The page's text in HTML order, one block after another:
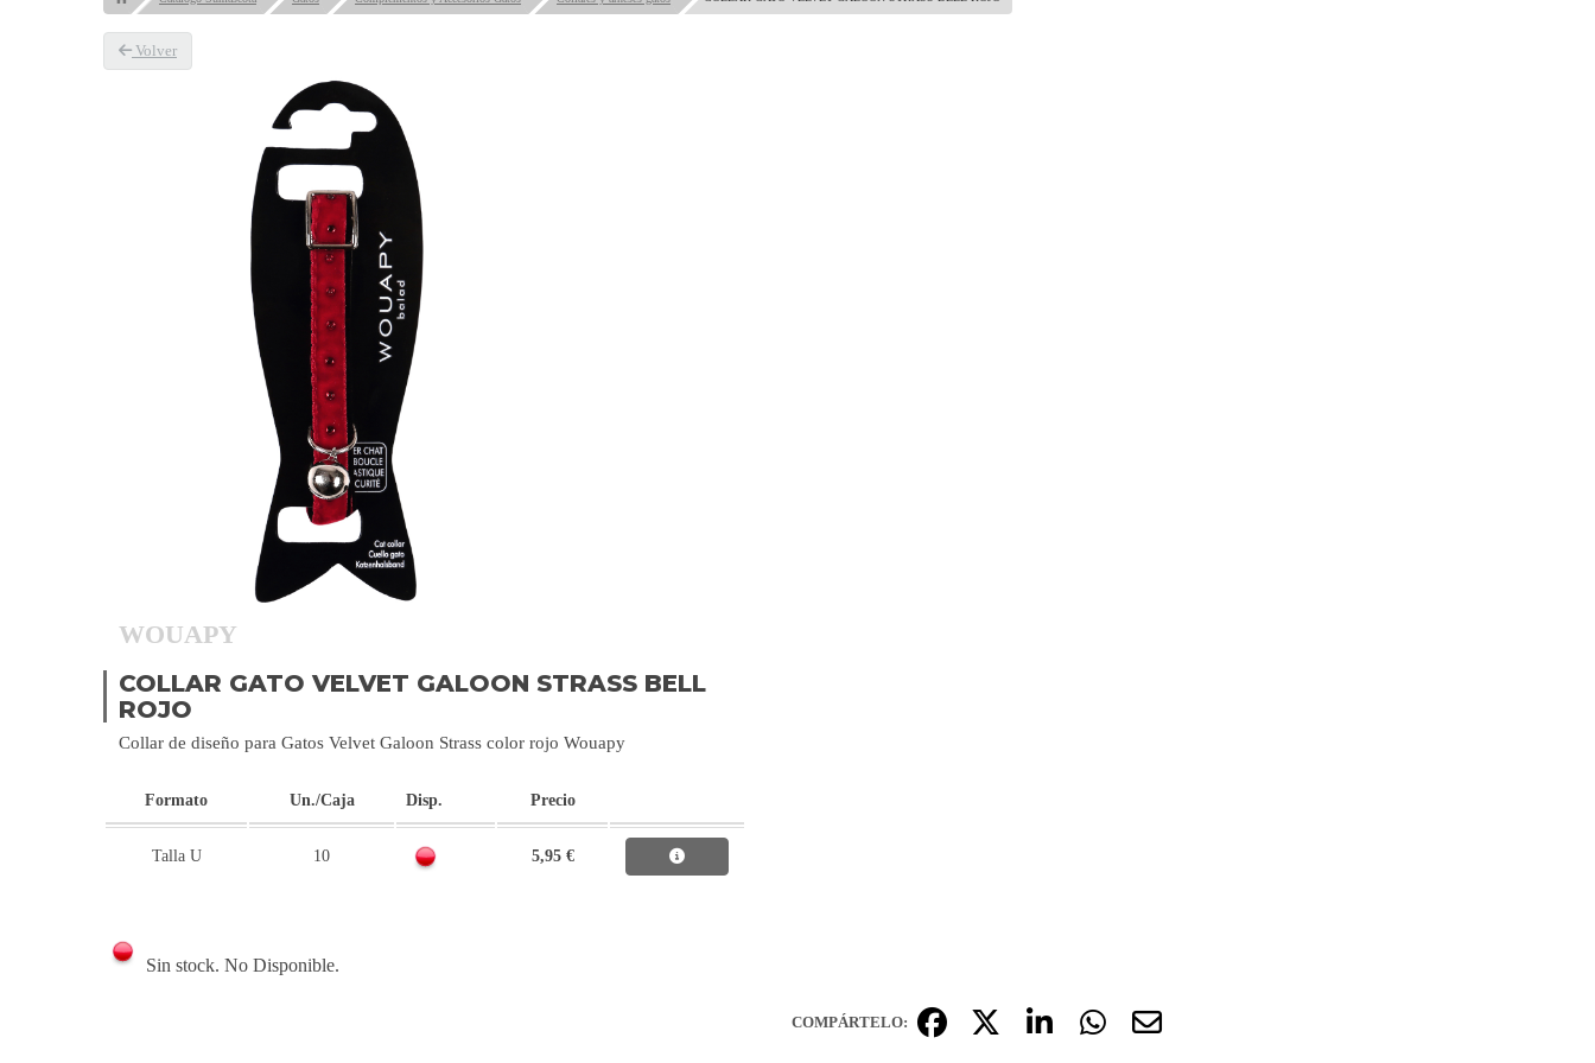
Volver
WOUAPY
COLLAR GATO VELVET GALOON STRASS BELL
ROJO
Collar de diseño para Gatos Velvet Galoon Strass color rojo Wouapy
Formato Un./Caja Disp. Precio
Talla U 10 5,95 €
Sin stock. No Disponible.
COMPÁRTELO: